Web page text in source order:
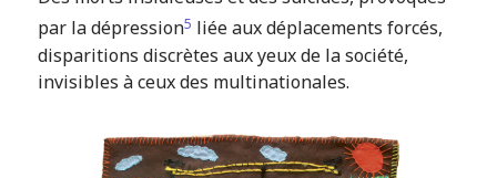
par la dépression5 liée aux déplacements forcés,
disparitions discrètes aux yeux de la société,
invisibles à ceux des multinationales.